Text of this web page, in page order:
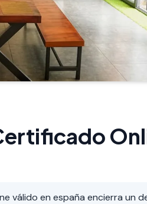
válido en españa encierra un